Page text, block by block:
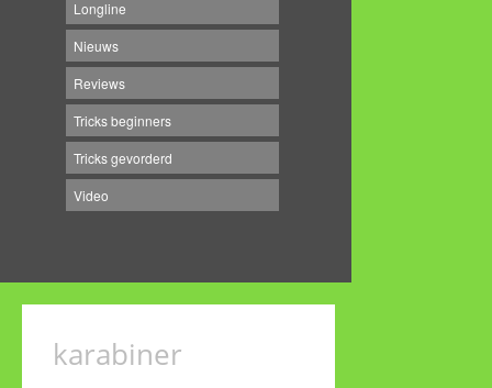
Longline
Nieuws
Reviews
Tricks beginners
Tricks gevorderd
Video
karabiner